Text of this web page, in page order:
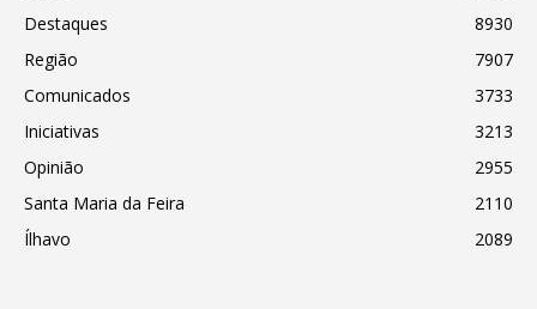
Destaques
8930
Região
7907
Comunicados
3733
Iniciativas
3213
Opinião
2955
Santa Maria da Feira
2110
Ílhavo
2089